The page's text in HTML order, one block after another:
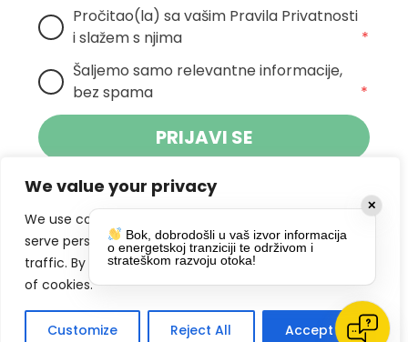
We value your privacy
We use cookies to enhance your browsing experience,
serve personalized ads or content, and analyze our
traffic. By clicking "Accept All", you consent to our use
of cookies.
Customize Reject All Accept All
Pročitao(la) sa vašim Pravila Privatnosti
i slažem s njima
*
Šaljemo samo relevantne informacije,
bez spama
*
PRIJAVI SE
Klikom na gumb dajete suglasnost za
primanje novosti Pokreta Otoka te se
slažete spolitikom privatnosti.
DRUŠTVENE MREŽE
✕
Bok, dobrodošli u vaš izvor informacija
o energetskoj tranziciji te održivom i
strateškom razvoju otoka!